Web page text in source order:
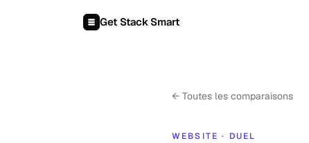
Get Stack Smart
← Toutes les comparaisons
WEBSITE · DUEL